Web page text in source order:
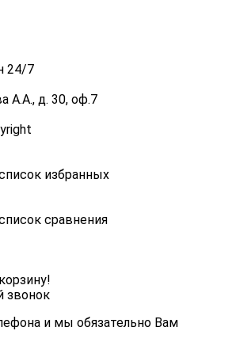
24/7
А.А., д. 30, оф.7
избранных
сравнения
звонок
и мы обязательно Вам